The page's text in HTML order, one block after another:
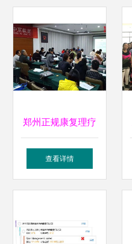
郑州正规康复理疗
师证优质推荐 中系
查看详情